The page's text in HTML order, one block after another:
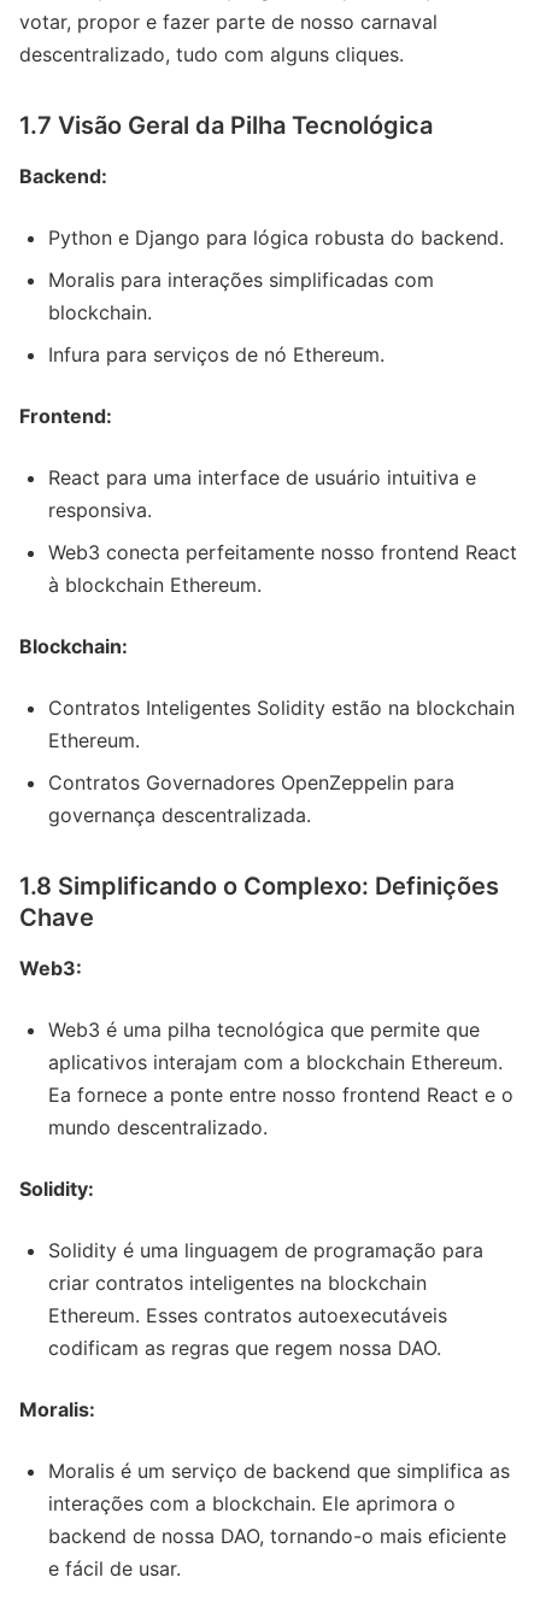
votar, propor e fazer parte de nosso carnaval
descentralizado, tudo com alguns cliques.
1.7 Visão Geral da Pilha Tecnológica
Backend:
Python e Django para lógica robusta do backend.
Moralis para interações simplificadas com
blockchain.
Infura para serviços de nó Ethereum.
Frontend:
React para uma interface de usuário intuitiva e
responsiva.
Web3 conecta perfeitamente nosso frontend React
à blockchain Ethereum.
Blockchain:
Contratos Inteligentes Solidity estão na blockchain
Ethereum.
Contratos Governadores OpenZeppelin para
governança descentralizada.
1.8 Simplificando o Complexo: Definições
Chave
Web3:
Web3 é uma pilha tecnológica que permite que
aplicativos interajam com a blockchain Ethereum.
Ea fornece a ponte entre nosso frontend React e o
mundo descentralizado.
Solidity:
Solidity é uma linguagem de programação para
criar contratos inteligentes na blockchain
Ethereum. Esses contratos autoexecutáveis
codificam as regras que regem nossa DAO.
Moralis:
Moralis é um serviço de backend que simplifica as
interações com a blockchain. Ele aprimora o
backend de nossa DAO, tornando-o mais eficiente
e fácil de usar.